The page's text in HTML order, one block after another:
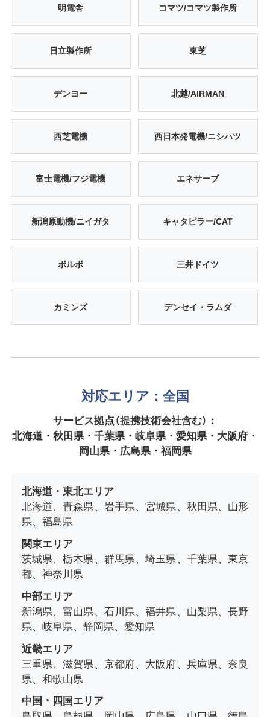
明電舎 コマツ/コマツ製作所
日立製作所 東芝
デンヨー 北越/AIRMAN
西芝電機 西日本発電機/ニシハツ
富士電機/フジ電機 エネサーブ
新潟原動機/ニイガタ キャタピラー/CAT
ボルボ 三井ドイツ
カミンズ デンセイ・ラムダ
対応エリア：全国
サービス拠点（提携技術会社含む）：
北海道・秋田県・千葉県・岐阜県・愛知県・大阪府・
岡山県・広島県・福岡県
北海道・東北エリア
北海道、青森県、岩手県、宮城県、秋田県、山形
県、福島県
関東エリア
茨城県、栃木県、群馬県、埼玉県、千葉県、東京
都、神奈川県
中部エリア
新潟県、富山県、石川県、福井県、山梨県、長野
県、岐阜県、静岡県、愛知県
近畿エリア
三重県、滋賀県、京都府、大阪府、兵庫県、奈良
県、和歌山県
中国・四国エリア